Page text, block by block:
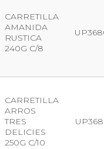
CARRETILLA
AMANIDA
RUSTICA
240G C/8
CARRETILLA
ARROS
TRES
DELICIES
250G C/10